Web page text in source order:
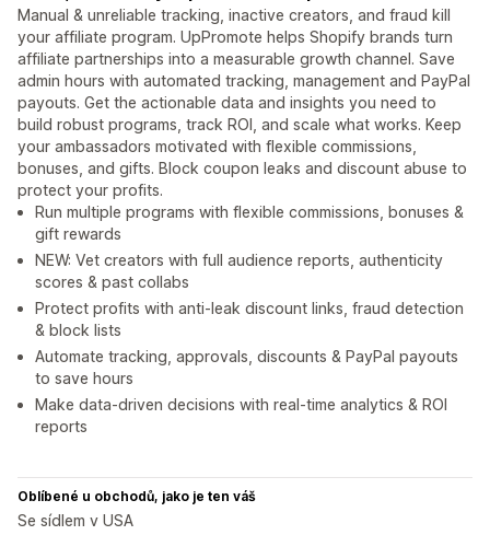
Manual & unreliable tracking, inactive creators, and fraud kill
your affiliate program. UpPromote helps Shopify brands turn
affiliate partnerships into a measurable growth channel. Save
admin hours with automated tracking, management and PayPal
payouts. Get the actionable data and insights you need to
build robust programs, track ROI, and scale what works. Keep
your ambassadors motivated with flexible commissions,
bonuses, and gifts. Block coupon leaks and discount abuse to
protect your profits.
Run multiple programs with flexible commissions, bonuses &
gift rewards
NEW: Vet creators with full audience reports, authenticity
scores & past collabs
Protect profits with anti-leak discount links, fraud detection
& block lists
Automate tracking, approvals, discounts & PayPal payouts
to save hours
Make data-driven decisions with real-time analytics & ROI
reports
Oblíbené u obchodů, jako je ten váš
Se sídlem v USA